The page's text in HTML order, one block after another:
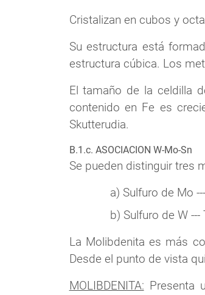
Cristalizan en cubos y
Su estructura está
estructura cúbica. Los
El tamaño de la celdilla
contenido en Fe es
Skutterudia.
B.1.c. ASOCIACION W-Mo-Sn
Se pueden distinguir tres
a) Sulfuro de Mo
b) Sulfuro de W ---
La Molibdenita es más
Desde el punto de vista
MOLIBDENITA: Presenta